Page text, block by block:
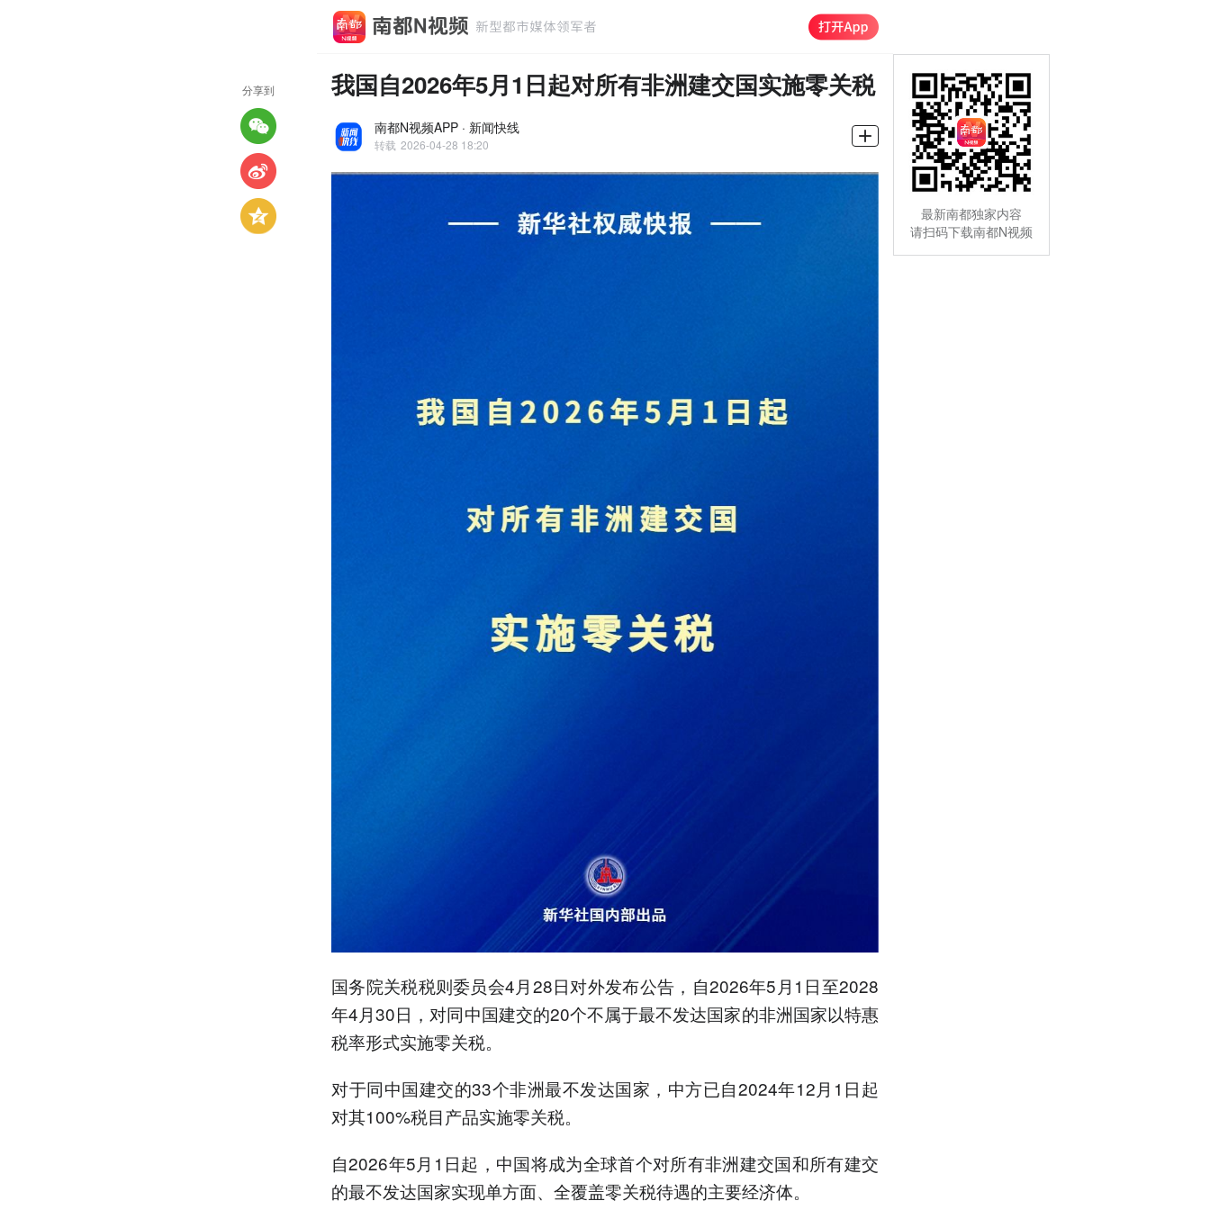
我国自2026年5月1日起对所有非洲建交国实施零关税
南都N视频APP · 新闻快线
转载 2026-04-28 18:20
国务院关税税则委员会4月28日对外发布公告，自2026年5月1日至2028
年4月30日，对同中国建交的20个不属于最不发达国家的非洲国家以特惠
税率形式实施零关税。
对于同中国建交的33个非洲最不发达国家，中方已自2024年12月1日起
对其100%税目产品实施零关税。
自2026年5月1日起，中国将成为全球首个对所有非洲建交国和所有建交
的最不发达国家实现单方面、全覆盖零关税待遇的主要经济体。
分享到
最新南都独家内容
请扫码下载南都N视频